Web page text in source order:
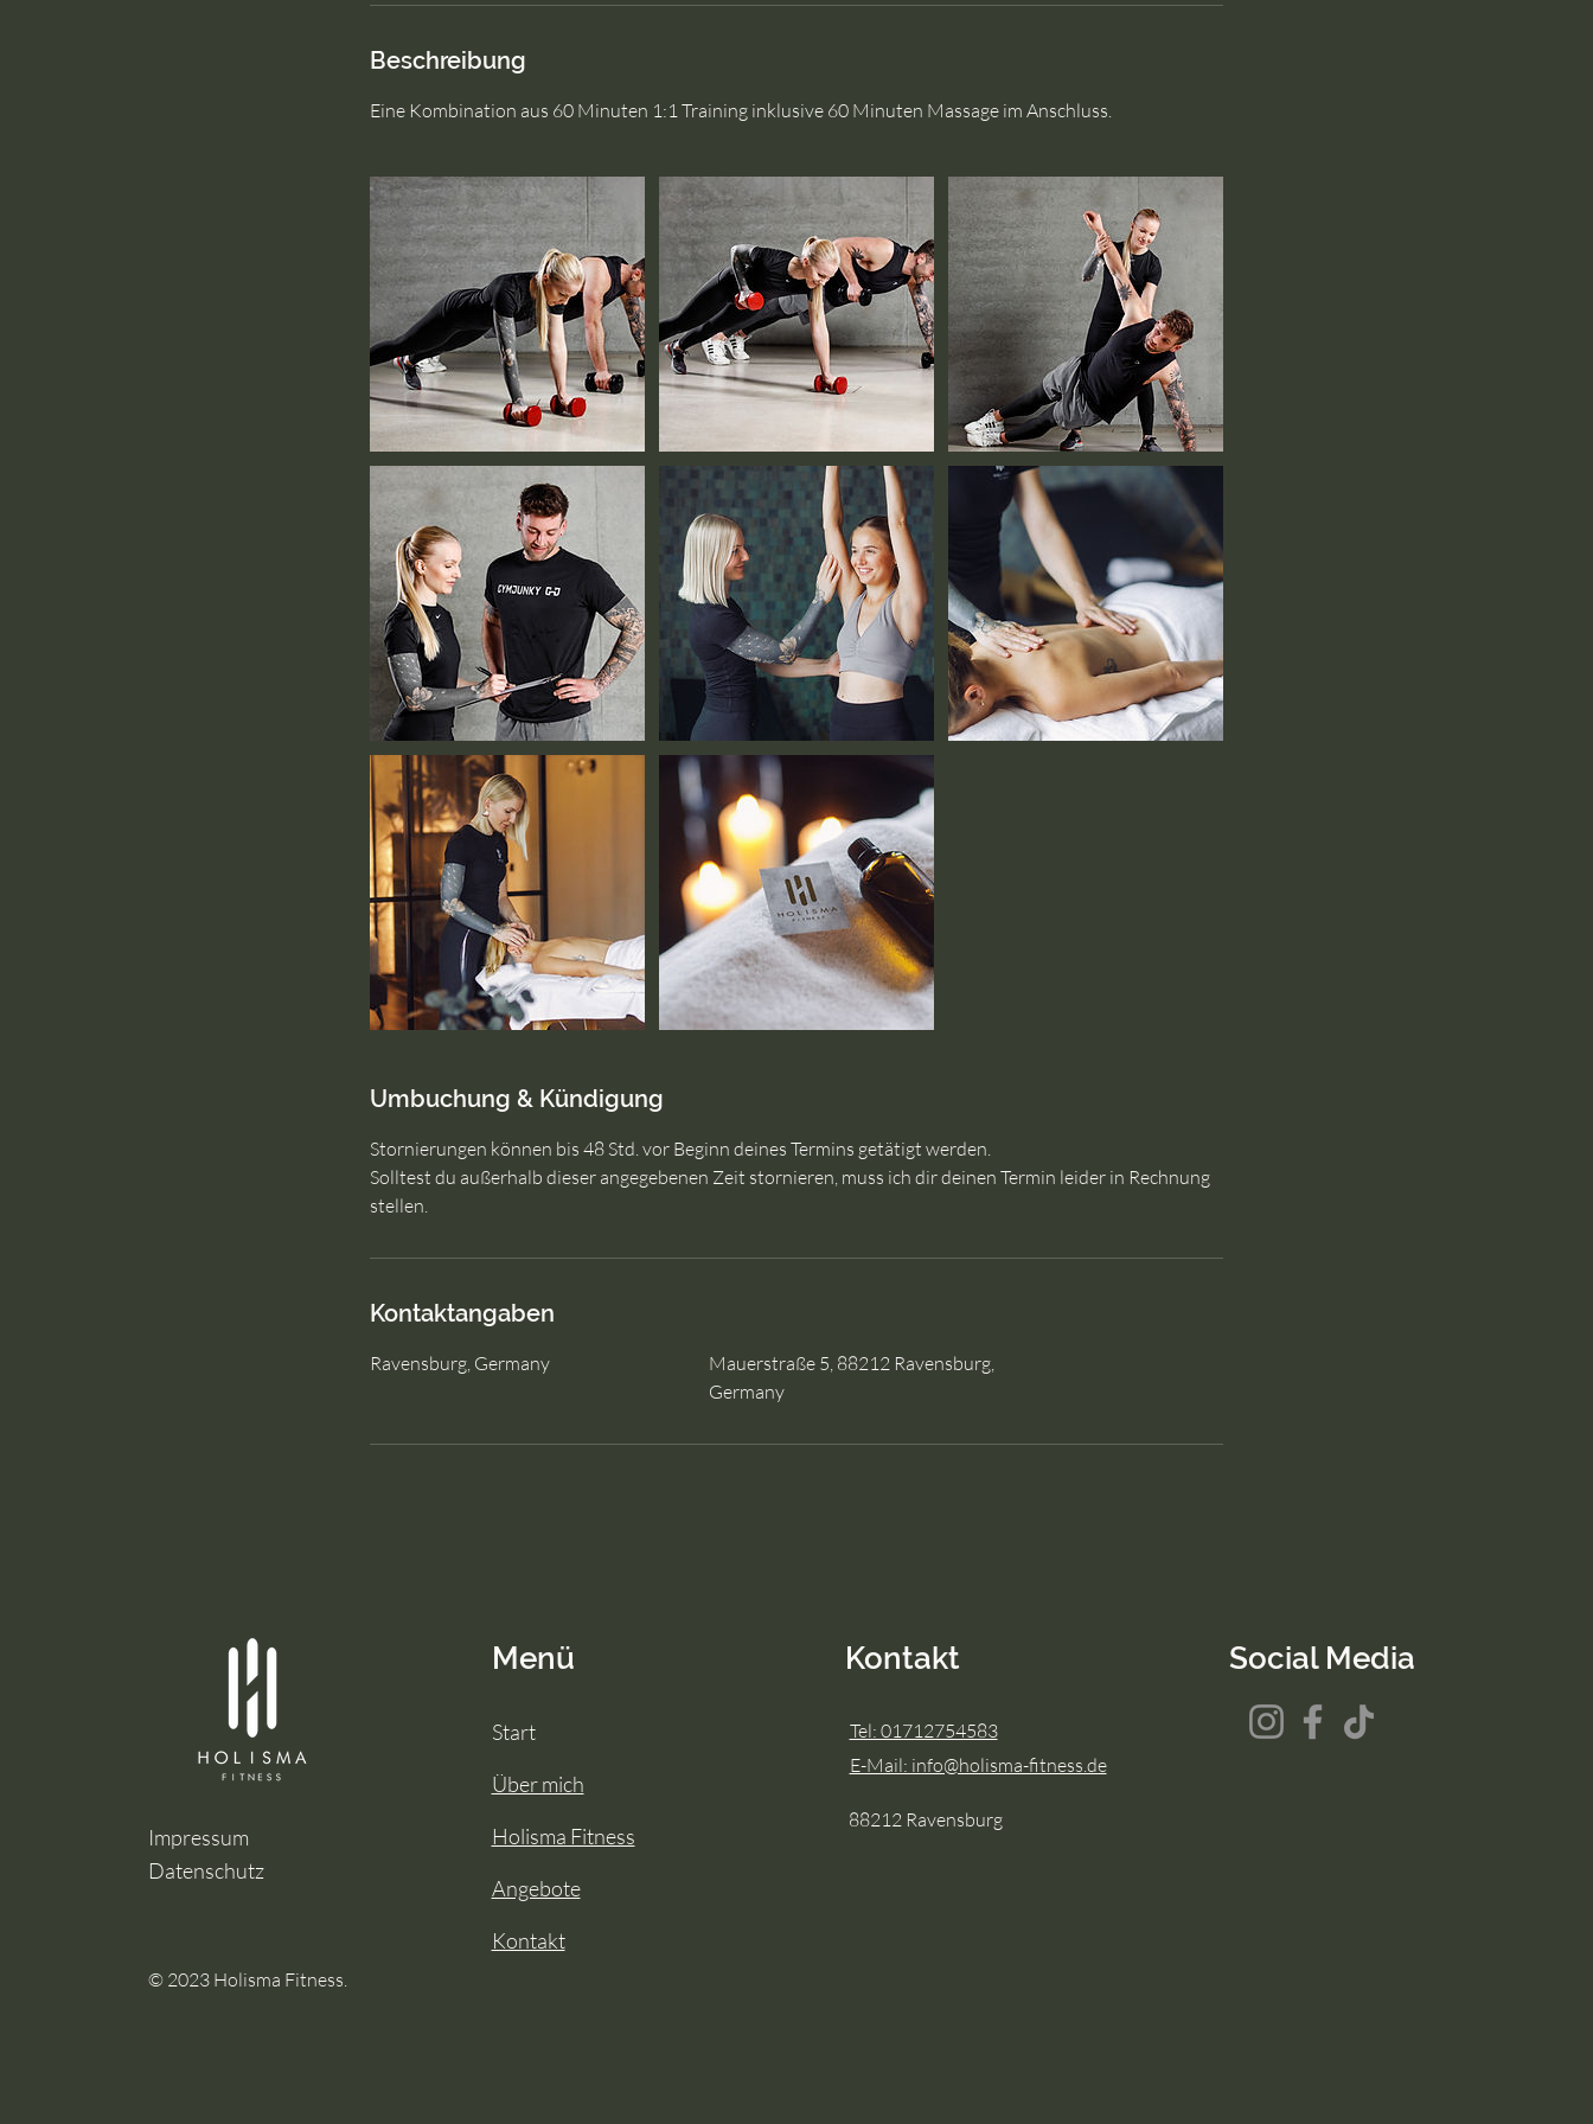
Beschreibung
Eine Kombination aus 60 Minuten 1:1 Training inklusive 60 Minuten Massage im Anschluss.
Umbuchung & Kündigung
Stornierungen können bis 48 Std. vor Beginn deines Termins getätigt werden.
Solltest du außerhalb dieser angegebenen Zeit stornieren, muss ich dir deinen Termin leider in Rechnung
stellen.
Kontaktangaben
Ravensburg, Germany
Mauerstraße 5, 88212 Ravensburg,
Germany
Impressum
Datenschutz
© 2023 Holisma Fitness.
Menü
Start
Über mich
Holisma Fitness
Angebote
Kontakt
Kontakt
Tel: 01712754583
E-Mail: info@holisma-fitness.de
88212 Ravensburg
Social Media